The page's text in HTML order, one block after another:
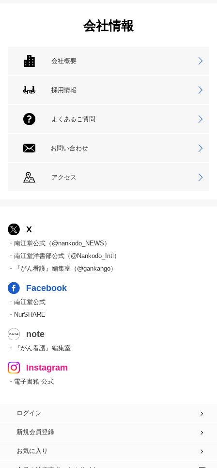
会社情報
会社概要
採用情報
よくあるご質問
お問い合わせ
アクセス
X
・南江堂公式（@nankodo_NEWS）
・南江堂洋書部公式（@Nankodo_Intl）
・『がん看護』編集室（@gankango）
Facebook
・南江堂公式
・NurSHARE
note
・『がん看護』編集室
Instagram
・電子書籍 公式
ログイン
新規会員登録
お気に入り